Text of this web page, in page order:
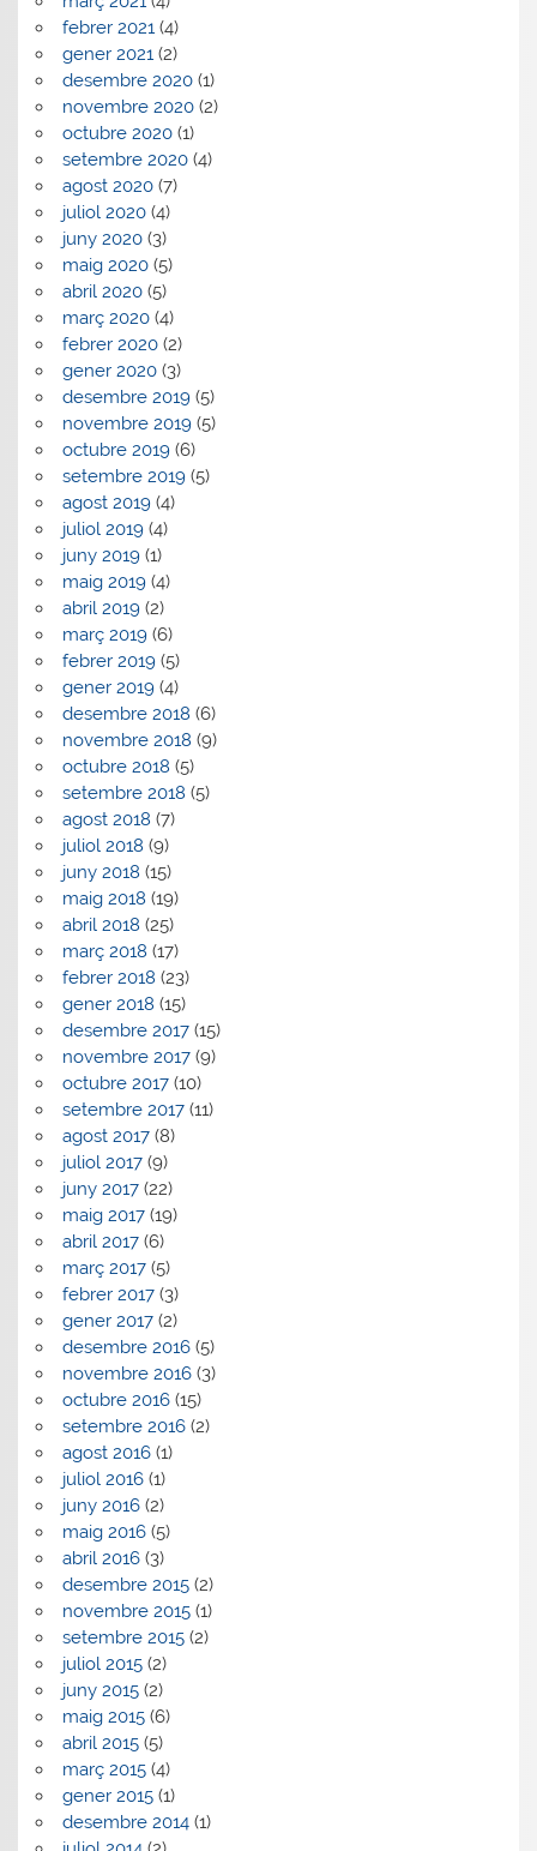
febrer 2021(4)
gener 2021(2)
desembre 2020(1)
novembre 2020(2)
octubre 2020(1)
setembre 2020(4)
agost 2020(7)
juliol 2020(4)
juny 2020(3)
maig 2020(5)
abril 2020(5)
març 2020(4)
febrer 2020(2)
gener 2020(3)
desembre 2019(5)
novembre 2019(5)
octubre 2019(6)
setembre 2019(5)
agost 2019(4)
juliol 2019(4)
juny 2019(1)
maig 2019(4)
abril 2019(2)
març 2019(6)
febrer 2019(5)
gener 2019(4)
desembre 2018 (6)
novembre 2018 (9)
octubre 2018 (5)
setembre 2018 (5)
agost 2018 (7)
juliol 2018 (9)
juny 2018 (15)
maig 2018 (19)
abril 2018 (25)
març 2018 (17)
febrer 2018 (23)
gener 2018 (15)
desembre 2017(15)
novembre 2017(9)
octubre 2017(10)
setembre 2017(11)
agost 2017(8)
juliol 2017(9)
juny 2017(22)
maig 2017(19)
abril 2017(6)
març 2017(5)
febrer 2017(3)
gener 2017(2)
desembre 2016(5)
novembre 2016(3)
octubre 2016(15)
setembre 2016(2)
agost 2016(1)
juliol 2016(1)
juny 2016(2)
maig 2016(5)
abril 2016(3)
desembre 2015(2)
novembre 2015(1)
setembre 2015(2)
juliol 2015(2)
juny 2015(2)
maig 2015(6)
abril 2015(5)
març 2015(4)
gener 2015(1)
desembre 2014(1)